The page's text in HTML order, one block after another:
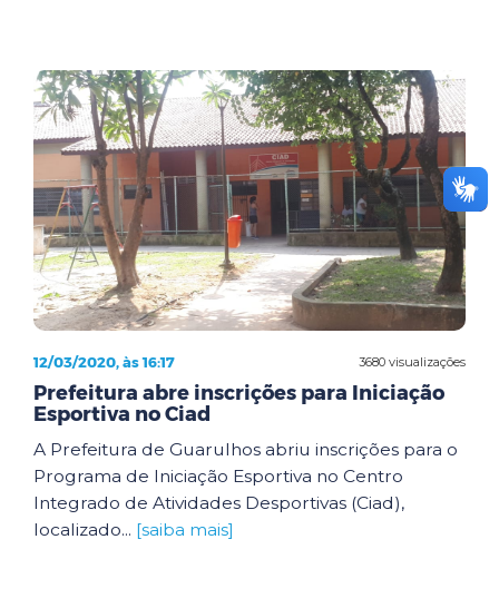
3680 visualizações
12/03/2020, às 16:17
Prefeitura abre inscrições para Iniciação
Esportiva no Ciad
A Prefeitura de Guarulhos abriu inscrições para o
Programa de Iniciação Esportiva no Centro
Integrado de Atividades Desportivas (Ciad),
localizado... [saiba mais]